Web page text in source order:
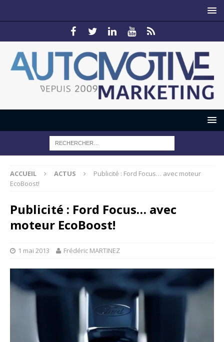
ACCUEIL ACTUS
Publicité : Ford Focus… avec moteur
EcoBoost!
Publicité : Ford Focus… avec
moteur EcoBoost!
1 mai 2013 Frédéric MARTINEZ